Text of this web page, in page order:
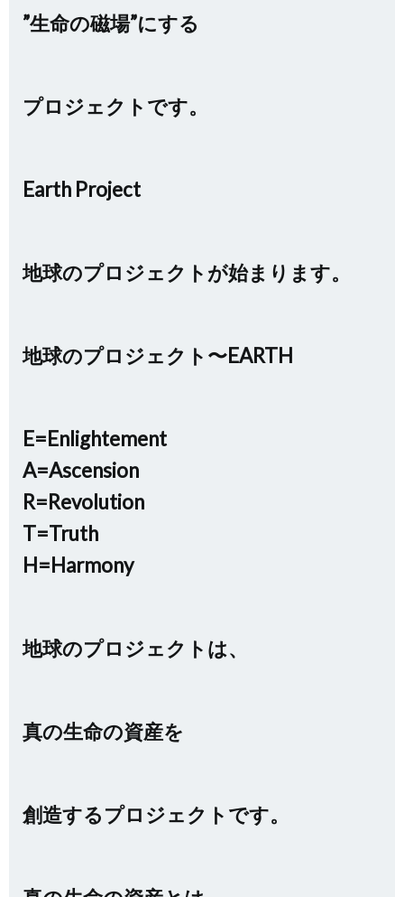
”生命の磁場”にする
プロジェクトです。
Earth Project
地球のプロジェクトが始まります。
地球のプロジェクト〜EARTH
E=Enlightement
A=Ascension
R=Revolution
T=Truth
H=Harmony
地球のプロジェクトは、
真の生命の資産を
創造するプロジェクトです。